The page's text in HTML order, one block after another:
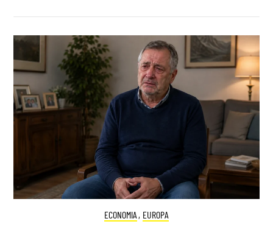
ECONOMIA , EUROPA